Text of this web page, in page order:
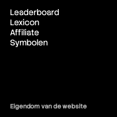
Leaderboard
Lexicon
Affiliate
Symbolen
Eigendom van de website